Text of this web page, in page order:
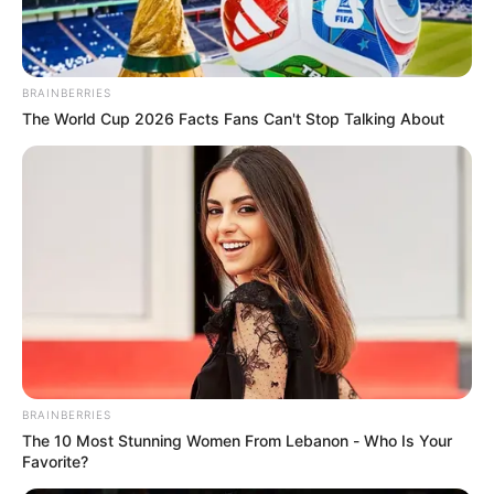
lacrimógeno.
COMPARTIR
ALERTA BOGOTÁ EN GOOGLE NEWS
TEMAS RELACIONADOS
NOTICIAS ANTIOQUIA
MEDELLÍN
GAS ALERTA PAISA
MANTÉNGASE EN ALERTA
interesan. Para estar bien informado, por
BRAINBERRIES
The World Cup 2026 Facts Fans Can't Stop Talking About
BRAINBERRIES
The 10 Most Stunning Women From Lebanon - Who Is Your
Favorite?